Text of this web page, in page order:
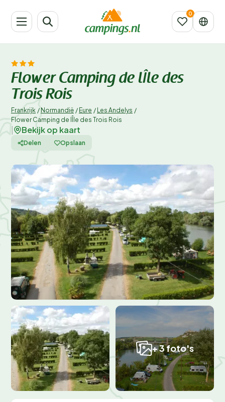
Flower Camping de lÎle des
Trois Rois
Frankrijk / Normandië / Eure / Les Andelys /
Flower Camping de lÎle des Trois Rois
Bekijk op kaart
Delen Opslaan
+ 3 foto's